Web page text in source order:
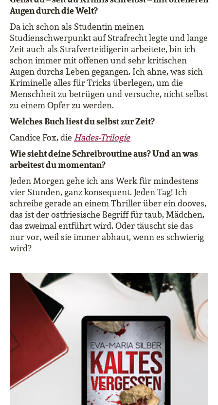
Augen durch die Welt?
Da ich schon als Studentin meinen
Studienschwerpunkt auf Strafrecht legte und lange
Zeit auch als Strafverteidigerin arbeitete, bin ich
schon immer mit offenen und sehr kritischen
Augen durchs Leben gegangen. Ich ahne, was sich
Kriminelle alles für Tricks überlegen, um die
Menschheit zu betrügen und versuche, nicht selbst
zu einem Opfer zu werden.
Welches Buch liest du selbst zur Zeit?
Candice Fox, die Hades-Trilogie
Wie sieht deine Schreibroutine aus? Und an was
arbeitest du momentan?
Jeden Morgen gehe ich ans Werk für mindestens
vier Stunden, ganz konsequent. Jeden Tag! Ich
schreibe gerade an einem Thriller über ein dooves,
das ist der ostfriesische Begriff für taub, Mädchen,
das zweimal entführt wird. Oder täuscht sie das
nur vor, weil sie immer abhaut, wenn es schwierig
wird?